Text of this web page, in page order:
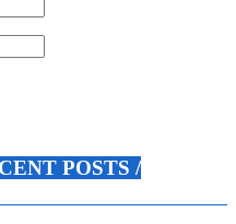
POSTS /